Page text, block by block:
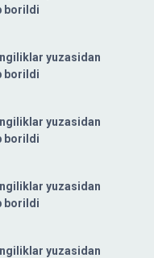
borildi
yuzasidan
borildi
yuzasidan
borildi
yuzasidan
borildi
yuzasidan